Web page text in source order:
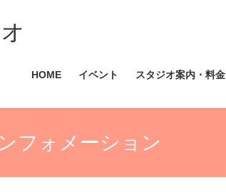
HOME イベント スタジオ案内・料金
フォメーション